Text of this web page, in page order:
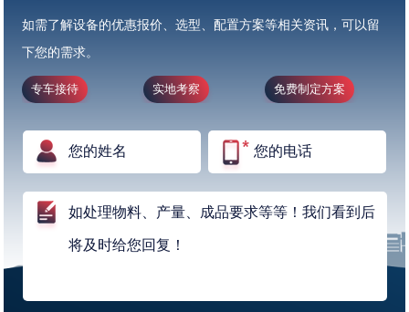
如需了解设备的优惠报价、选型、配置方案等相关资讯，可以留
下您的需求。
专车接待 实地考察 免费制定方案